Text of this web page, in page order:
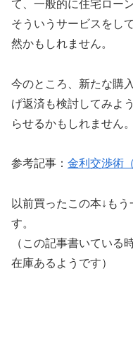
て、一般的に住宅ロー
そういうサービスをし
然かもしれません。
今のところ、新たな購
げ返済も検討してみよ
らせるかもしれません
参考記事： 金利交渉術
以前買ったこの本↓も
す。
（この記事書いている
在庫あるようです）